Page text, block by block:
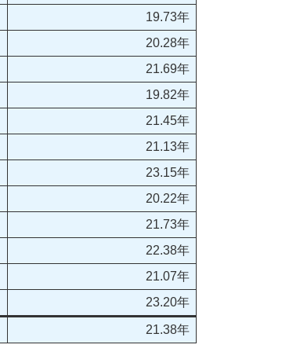
19.73年
20.28年
21.69年
19.82年
21.45年
21.13年
23.15年
20.22年
21.73年
22.38年
21.07年
23.20年
21.38年